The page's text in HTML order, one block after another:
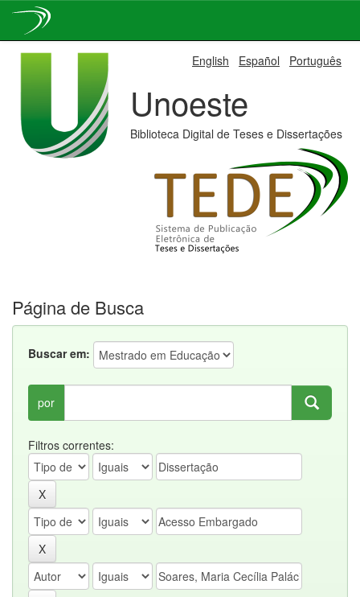
English Español Português
Unoeste
Biblioteca Digital de Teses e Dissertações
Página de Busca
Buscar em:
por
Filtros correntes: